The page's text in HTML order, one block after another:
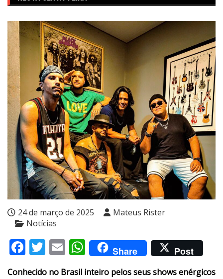
24 de março de 2025
Mateus Rister
Notícias
Facebook
Twitter
EmailWhatsApp
Share Post
Conhecido no Brasil inteiro pelos seus shows enérgicos